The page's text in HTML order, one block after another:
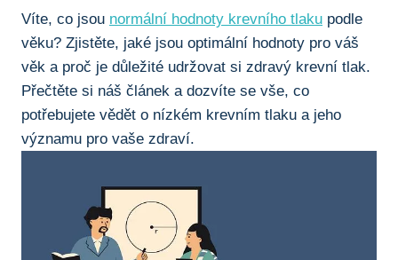
Víte, co jsou normální hodnoty krevního tlaku podle
věku? Zjistěte, jaké jsou optimální hodnoty pro váš
věk a proč je důležité udržovat si zdravý krevní tlak.
Přečtěte si náš článek a dozvíte se vše, co
potřebujete vědět o nízkém krevním tlaku a jeho
významu pro vaše zdraví.